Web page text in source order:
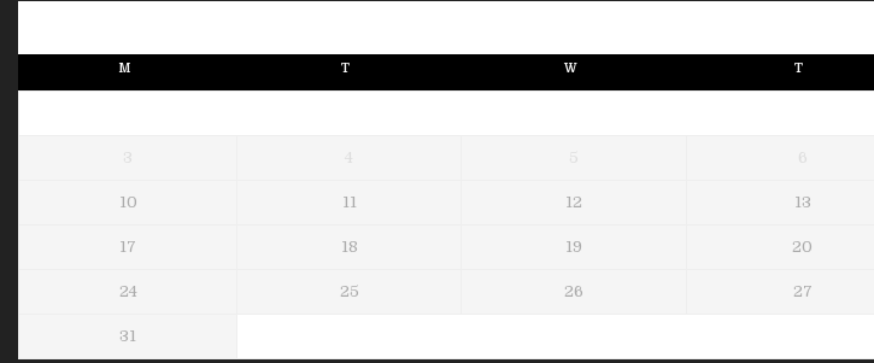
M T W T
3 4 5 6
10 11 12 13
17 18 19 20
24 25 26 27
31